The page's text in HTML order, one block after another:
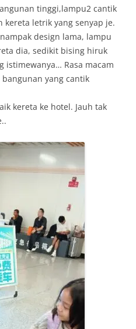
tinggi,lampu2 cantik
letrik yang senyap je.
design lama, lampu
dia, sedikit bising hiruk
istimewanya… Rasa macam
yang cantik
kereta ke hotel. Jauh tak